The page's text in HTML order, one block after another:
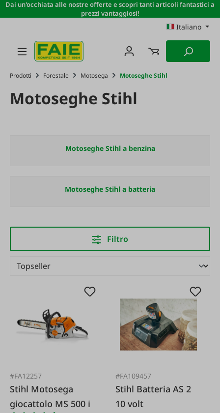
Passa al contenuto principale
Dai un'occhiata alle nostre offerte e scopri tanti articoli fantastici a
prezzi vantaggiosi!
Italiano
Prodotti Forestale Motosega Motoseghe Stihl
Motoseghe Stihl
Motoseghe Stihl a benzina
Motoseghe Stihl a batteria
Filtro
#FA12257
Stihl Motosega
giocattolo MS 500 i
#FA109457
Stihl Batteria AS 2
10 volt